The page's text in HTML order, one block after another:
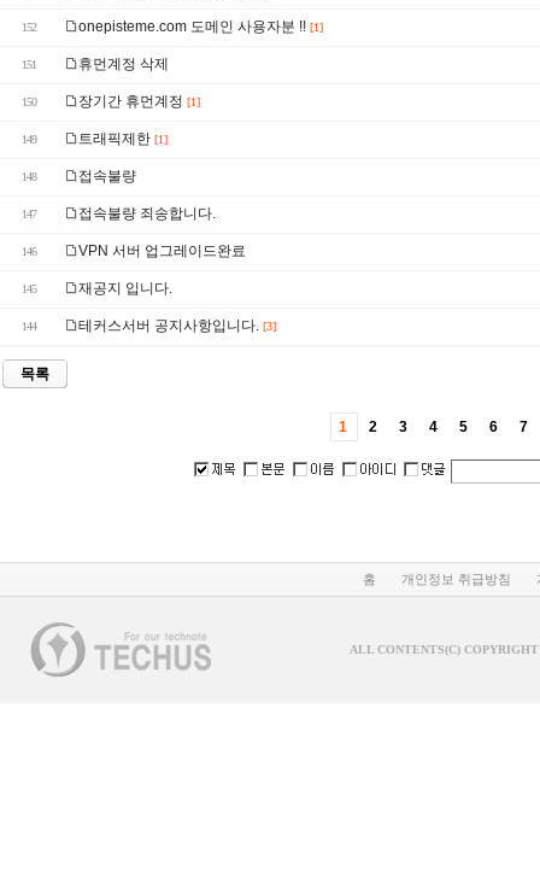
152 onepisteme.com 도메인 사용자분 !! [1]
151 휴먼계정 삭제
150 장기간 휴먼계정 [1]
149 트래픽제한 [1]
148 접속불량
147 접속불량 죄송합니다.
146 VPN 서버 업그레이드완료
145 재공지 입니다.
144 테커스서버 공지사항입니다. [3]
목록
1 2 3 4 5 6 7
홈 개인정보 취급방침
ALL CONTENTS(C)